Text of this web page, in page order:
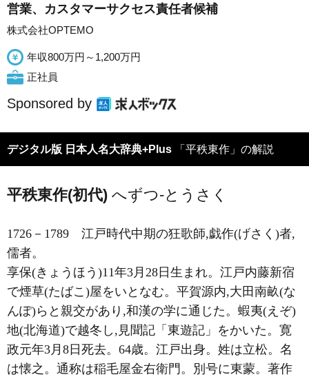
営業、カスタマーサクセス責任者候補
株式会社OPTEMO
年収800万円～1,200万円
正社員
Sponsored by
デジタル版 日本人名大辞典+Plus 「平秩東作」の解説
平秩東作(初代) へずつ-とうさく
1726－1789 江戸時代中期の狂歌師,戯作(げさく)者,
儒者。
享保(きょうほう)11年3月28日生まれ。江戸内藤新宿
で煙草(たばこ)屋をいとなむ。平賀源内,大田南畝(な
んぽ)らと親交があり,和漢の学に通じた。蝦夷(えぞ)
地(北海道)で越冬し,見聞記「東遊記」をかいた。寛
政元年3月8日死去。64歳。江戸出身。姓は立松。名
は懐之。通称は稲毛屋金右衛門。別号に東蒙。著作